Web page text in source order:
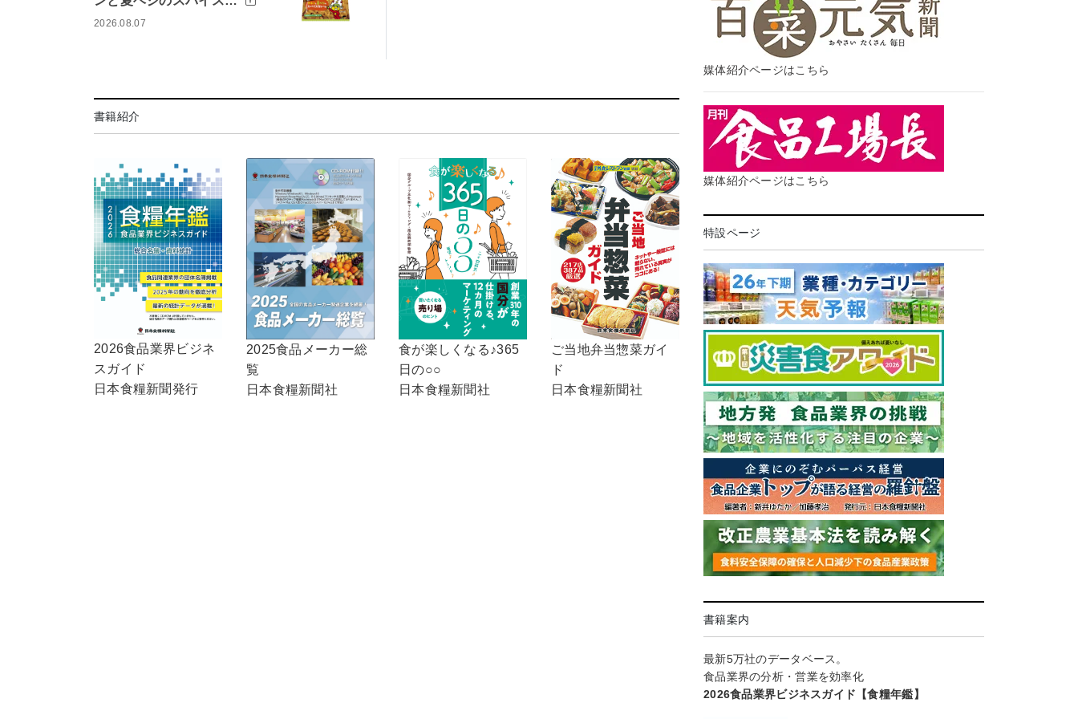
2026.08.07
書籍紹介
2026食品業界ビジネ
スガイド
日本食糧新聞発行
2025食品メーカー総
覧
日本食糧新聞社
食が楽しくなる♪365
日の○○
日本食糧新聞社
ご当地弁当惣菜ガイ
ド
日本食糧新聞社
媒体紹介ページはこちら
媒体紹介ページはこちら
特設ページ
書籍案内
最新5万社のデータベース。
食品業界の分析・営業を効率化
2026食品業界ビジネスガイド【食糧年鑑】